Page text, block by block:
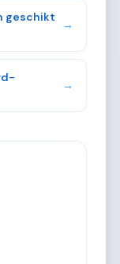
geschikt
→
→